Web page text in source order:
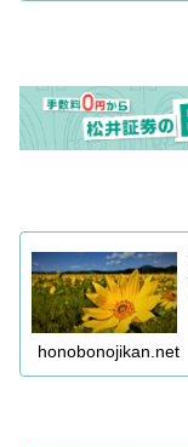
honobonojikan.net